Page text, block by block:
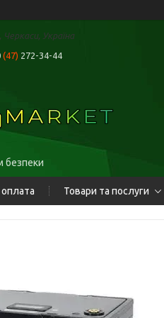
Черкаси, Україна
(47) 272-34-44
безпеки
оплата Товари та послуги